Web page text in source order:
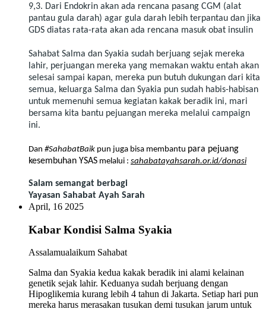
9,3. Dari Endokrin akan ada rencana pasang CGM (alat
pantau gula darah) agar gula darah lebih terpantau dan jika
GDS diatas rata-rata akan ada rencana masuk obat insulin
Sahabat Salma dan Syakia sudah berjuang sejak mereka
lahir, perjuangan mereka yang memakan waktu entah akan
selesai sampai kapan, mereka pun butuh dukungan dari kita
semua, keluarga Salma dan Syakia pun sudah habis-habisan
untuk memenuhi semua kegiatan kakak beradik ini, mari
bersama kita bantu pejuangan mereka melalui campaign
ini.
Dan #SahabatBaik pun juga bisa membantu para pejuang
kesembuhan YSAS melalui : sahabatayahsarah.or.id/donasi
Salam semangat berbagi
Yayasan Sahabat Ayah Sarah
April, 16 2025
Kabar Kondisi Salma Syakia
Assalamualaikum Sahabat
Salma dan Syakia kedua kakak beradik ini alami kelainan
genetik sejak lahir. Keduanya sudah berjuang dengan
Hipoglikemia kurang lebih 4 tahun di Jakarta. Setiap hari pun
mereka harus merasakan tusukan demi tusukan jarum untuk